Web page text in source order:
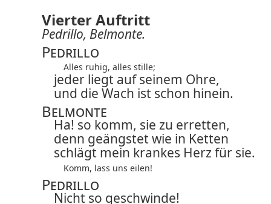
Vierter Auftritt
Pedrillo, Belmonte.
Pedrillo
Alles ruhig, alles stille;
jeder liegt auf seinem Ohre,
und die Wach ist schon hinein.
Belmonte
Ha! so komm, sie zu erretten,
denn geängstet wie in Ketten
schlägt mein krankes Herz für sie.
Komm, lass uns eilen!
Pedrillo
Nicht so geschwinde!